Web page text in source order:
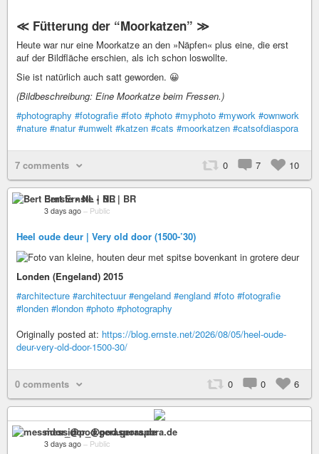
≪ Fütterung der “Moorkatzen” ≫
Heute war nur eine Moorkatze an den »Näpfen« plus eine, die erst
auf der Bildfläche erschien, als ich schon loswollte.
Sie ist natürlich auch satt geworden. 😀
(Bildbeschreibung: Eine Moorkatze beim Fressen.)
#photography #fotografie #foto #photo #myphoto #mywork #ownwork
#nature #natur #umwelt #katzen #cats #moorkatzen #catsofdiaspora
7 comments 0 7 10
Bert Ernste • NL | BR
3 days ago – Public
Heel oude deur | Very old door (1500-’30)
Londen (Engeland) 2015
#architecture #architectuur #engeland #england #foto #fotografie
#londen #london #photo #photography
Originally posted at: https://blog.ernste.net/2026/08/05/heel-oude-
deur-very-old-door-1500-30/
0 comments 0 0 6
messidor_@pod.geraspora.de
3 days ago – Public